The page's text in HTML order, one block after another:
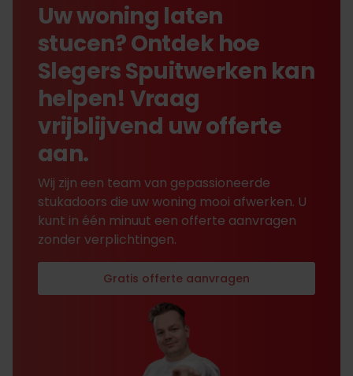
Uw woning laten
stucen? Ontdek hoe
Slegers Spuitwerken kan
helpen! Vraag
vrijblijvend uw offerte
aan.
Wij zijn een team van gepassioneerde
stukadoors die uw woning mooi afwerken. U
kunt in één minuut een offerte aanvragen
zonder verplichtingen.
Gratis offerte aanvragen